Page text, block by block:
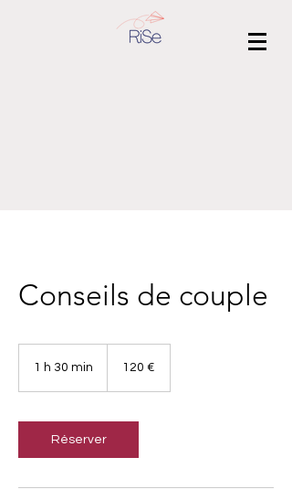
Conseils de couple
1 h 30 min
m
i
120 €
Réserver